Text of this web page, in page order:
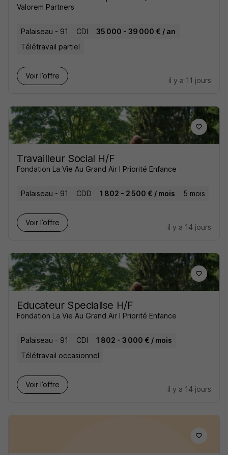
Valorem Partners
Palaiseau - 91 CDI
35 000 - 39 000 € / an
Télétravail partiel
Voir l’offre
il y a 11 jours
Travailleur Social H/F
Fondation La Vie Au Grand Air I Priorité Enfance
Palaiseau - 91 CDD 1 802 - 2 500 € / mois 5 mois
Voir l’offre
il y a 14 jours
Educateur Specialise H/F
Fondation La Vie Au Grand Air I Priorité Enfance
Palaiseau - 91 CDI
1 802 - 3 000 € / mois
Télétravail occasionnel
Voir l’offre
il y a 14 jours